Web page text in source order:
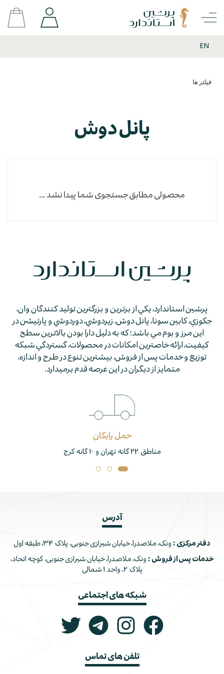
EN
فیلتر ها
پانل دوش
محصولی مطابق جستجوی شما پیدا نشد ...
پرشين استاندارد، يكي از برترين و بزرگترين توليد كنندگان وان،
جكوزي، كابين سونا، پانل دوش، زيردوشي، دوردوشي و پارتيشن در
اين مرز و بوم مي باشد؛ كه به دليل دارا بودن بالاترين سطح
كيفيت، ارائه خاصترين امكانات در محصولات، گستردگي شبكه
توزيع و خدمات پس از فروش، بيشترين تنوع در طرح و اندازه،
متمايز از ديگران در اين عرصه قدم برمي­دارد.
خدمات قبل و پس از فروش
آدرس
دفتر مرکزی : ونک، ملاصدرا، خیابان شیرازی جنوبی، پلاک ۳۴، طبقه اول
خدمات پس از فروش : ونک، ملاصدرا، خیابان شیرازی جنوبی، کوچه اتحاد،
پلاک ۲، واحد ۱ شمالی
شبکه های اجتماعی
تلفن های تماس